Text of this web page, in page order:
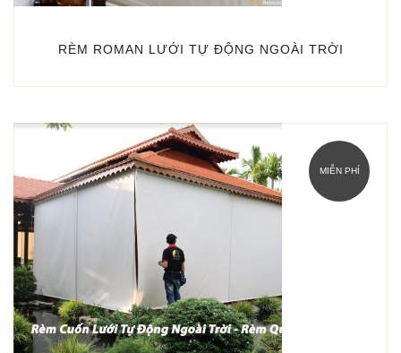
RÈM ROMAN LƯỚI TỰ ĐỘNG NGOÀI TRỜI
MIỄN PHÍ